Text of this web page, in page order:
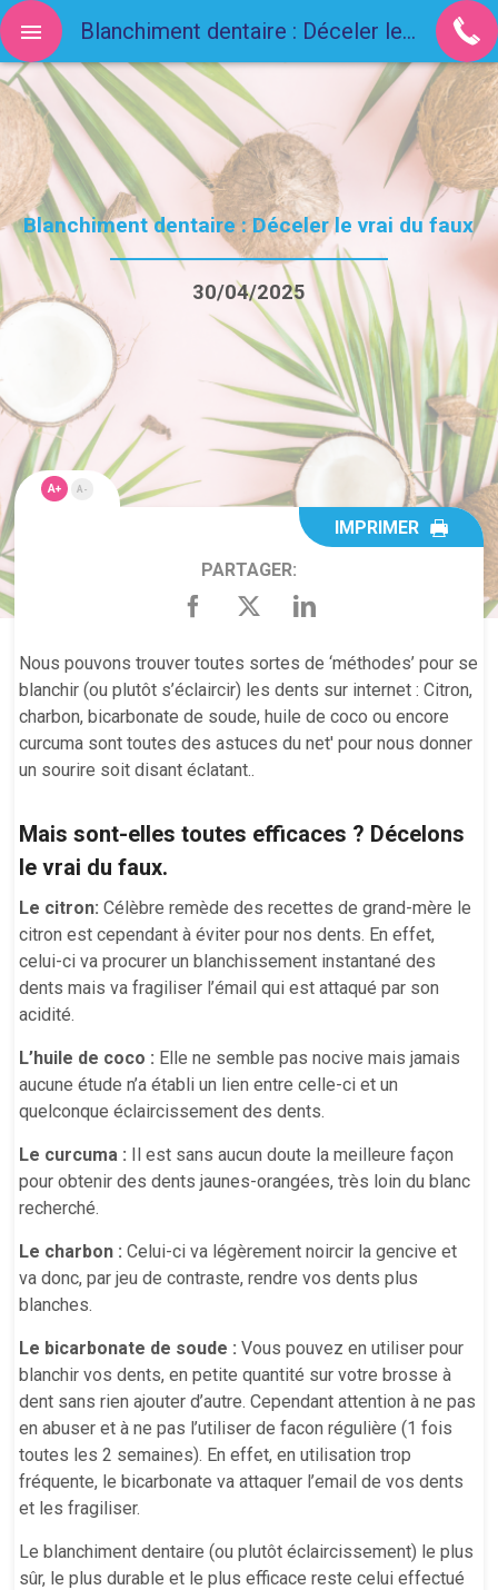
Blanchiment dentaire : Déceler le vrai du faux
30/04/2025
A+ A-
IMPRIMER
PARTAGER:
Nous pouvons trouver toutes sortes de ‘méthodes’ pour se
blanchir (ou plutôt s’éclaircir) les dents sur internet : Citron,
charbon, bicarbonate de soude, huile de coco ou encore
curcuma sont toutes des astuces du net' pour nous donner
un sourire soit disant éclatant..
Mais sont-elles toutes efficaces ? Décelons
le vrai du faux.
Le citron: Célèbre remède des recettes de grand-mère le
citron est cependant à éviter pour nos dents. En effet,
celui-ci va procurer un blanchissement instantané des
dents mais va fragiliser l’émail qui est attaqué par son
acidité.
L’huile de coco : Elle ne semble pas nocive mais jamais
aucune étude n’a établi un lien entre celle-ci et un
quelconque éclaircissement des dents.
Le curcuma : Il est sans aucun doute la meilleure façon
pour obtenir des dents jaunes-orangées, très loin du blanc
recherché.
Le charbon : Celui-ci va légèrement noircir la gencive et
va donc, par jeu de contraste, rendre vos dents plus
blanches.
Le bicarbonate de soude : Vous pouvez en utiliser pour
blanchir vos dents, en petite quantité sur votre brosse à
dent sans rien ajouter d’autre. Cependant attention à ne pas
en abuser et à ne pas l’utiliser de facon régulière (1 fois
toutes les 2 semaines). En effet, en utilisation trop
fréquente, le bicarbonate va attaquer l’email de vos dents
et les fragiliser.
Le blanchiment dentaire (ou plutôt éclaircissement) le plus
sûr, le plus durable et le plus efficace reste celui effectué
Blanchiment dentaire : Déceler le vrai du faux